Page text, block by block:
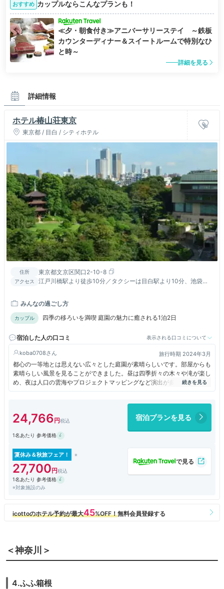
おすすめ カップルならこんなプランも！
≪夕・朝食付き≫アニバーサリーステイ ～鉄板
カウンターディナー＆スイートルームで特別なひ
と時～
詳細を見る
詳細情報
ホテル椿山荘東京
東京都 / 目白 / シティホテル
住所 東京都文京区関口2-10-8
アクセス
江戸川橋駅より徒歩10分／タクシーは目白駅より10分、池袋
みんなの過ごし方
カップル 四季の移ろいを満喫 庭園の魅力に癒される1泊2日
宿泊した人の口コミ 表示される口コミについて
koba0708 旅行時期 2024年3月
都心の一等地とは思えない広々とした庭園が素晴らしいです。部屋からも
素晴らしい風景を見ることができました。昼は四季折々の木々や滝が楽し
め、夜は人口の雲海やプロジェクトマッピングなど演出が多彩です。部屋
も広くてとてもおしゃれでした。
24,766 宿泊プランを見る
1名あたり 参考価格
夏休み＆秋旅フェア！
27,700
1名あたり 参考価格
※対象施設のみ
＜神奈川＞
4.ふふ箱根